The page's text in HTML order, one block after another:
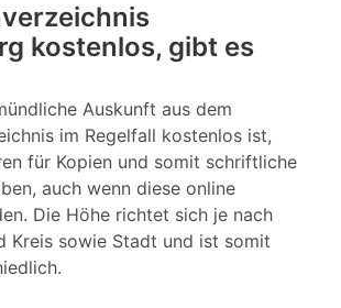
kostenlos, gibt es
Auskunft aus dem
im Regelfall kostenlos ist,
für Kopien und somit schriftliche
auch wenn diese online
Die Höhe richtet sich je nach
Kreis sowie Stadt und ist somit